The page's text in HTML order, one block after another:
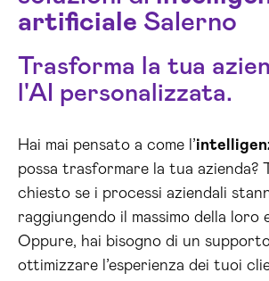
artificiale Salerno
Trasforma la tua
l'AI personalizzata.
Hai mai pensato a come l’
possa trasformare la tua azienda?
chiesto se i processi aziendali
raggiungendo il massimo della loro
Oppure, hai bisogno di un
ottimizzare l’esperienza dei tuoi